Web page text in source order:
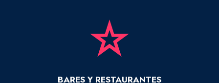
BARES Y RESTAURANTES